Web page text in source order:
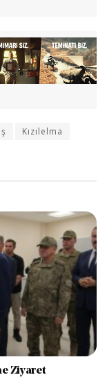
Kızılelma
Ziyaret